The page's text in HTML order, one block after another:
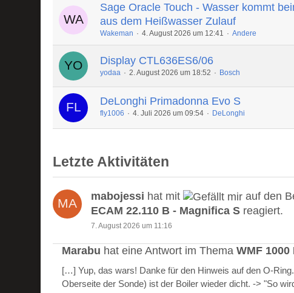
Sage Oracle Touch - Wasser kommt
aus dem Heißwasser Zulauf
Wakeman 4. August 2026 um 12:41 Andere
Display CTL636ES6/06
yodaa 2. August 2026 um 18:52 Bosch
DeLonghi Primadonna Evo S
fly1006 4. Juli 2026 um 09:54 DeLonghi
Letzte Aktivitäten
mabojessi hat mit auf den
ECAM 22.110 B - Magnifica S reagiert.
7. August 2026 um 11:16
Marabu hat eine Antwort im ThemaWMF
[…] Yup, das wars! Danke für den Hinweis auf den O-
Oberseite der Sonde) ist der Boiler wieder dicht. -> "So